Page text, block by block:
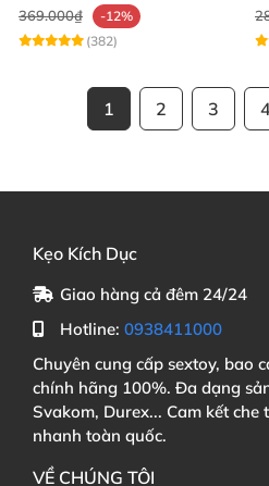
369.000₫
-12%
(382)
1 2 3
Kẹo Kích Dục
Giao hàng cả đêm 24/24
Hotline: 0938411000
Chuyên cung cấp sextoy, bao
chính hãng 100%. Đa dạng
Svakom, Durex... Cam kết
nhanh toàn quốc.
VỀ CHÚNG TÔI